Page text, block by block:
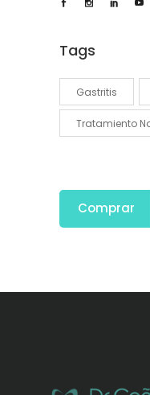
Tags
Gastritis
Tratamiento
Comprar